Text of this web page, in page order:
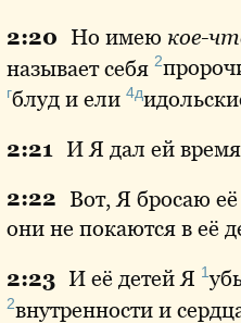
2:20 Но имею кое-
называет себя 2
гблуд и ели 4д
2:21 И Я дал ей
2:22 Вот, Я бросаю её
они не покаются в её
2:23 И её детей Я 1
2внутренности и